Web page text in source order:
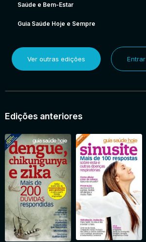
Saúde e Bem-Estar
Guia Saúde Hoje e Sempre
Ver outras edições Entrar
Edições anteriores